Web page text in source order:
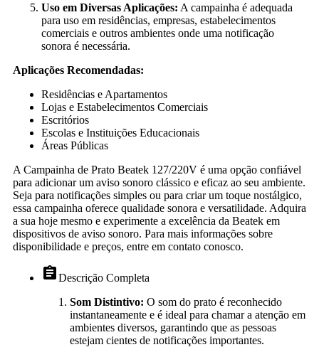
Uso em Diversas Aplicações: A campainha é adequada
para uso em residências, empresas, estabelecimentos
comerciais e outros ambientes onde uma notificação
sonora é necessária.
Aplicações Recomendadas:
Residências e Apartamentos
Lojas e Estabelecimentos Comerciais
Escritórios
Escolas e Instituições Educacionais
Áreas Públicas
A Campainha de Prato Beatek 127/220V é uma opção confiável
para adicionar um aviso sonoro clássico e eficaz ao seu ambiente.
Seja para notificações simples ou para criar um toque nostálgico,
essa campainha oferece qualidade sonora e versatilidade. Adquira
a sua hoje mesmo e experimente a excelência da Beatek em
dispositivos de aviso sonoro. Para mais informações sobre
disponibilidade e preços, entre em contato conosco.
assignmentDescrição Completa
Som Distintivo: O som do prato é reconhecido
instantaneamente e é ideal para chamar a atenção em
ambientes diversos, garantindo que as pessoas
estejam cientes de notificações importantes.